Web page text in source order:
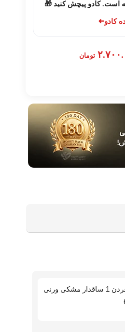
است. کادو پیچش کنید 🎁
کادو➜
تومان
کتونی جردن 1 ساقدار مشکی ورنی